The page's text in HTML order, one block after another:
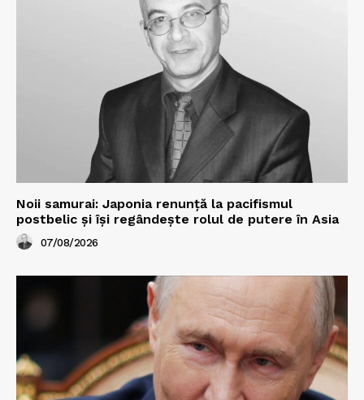
Noii samurai: Japonia renunță la pacifismul
postbelic și își regândește rolul de putere în Asia
07/08/2026